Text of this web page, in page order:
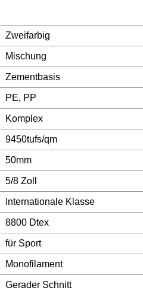
Zweifarbig
Mischung
Zementbasis
PE, PP
Komplex
9450tufs/qm
50mm
5/8 Zoll
Internationale Klasse
8800 Dtex
für Sport
Monofilament
Gerader Schnitt